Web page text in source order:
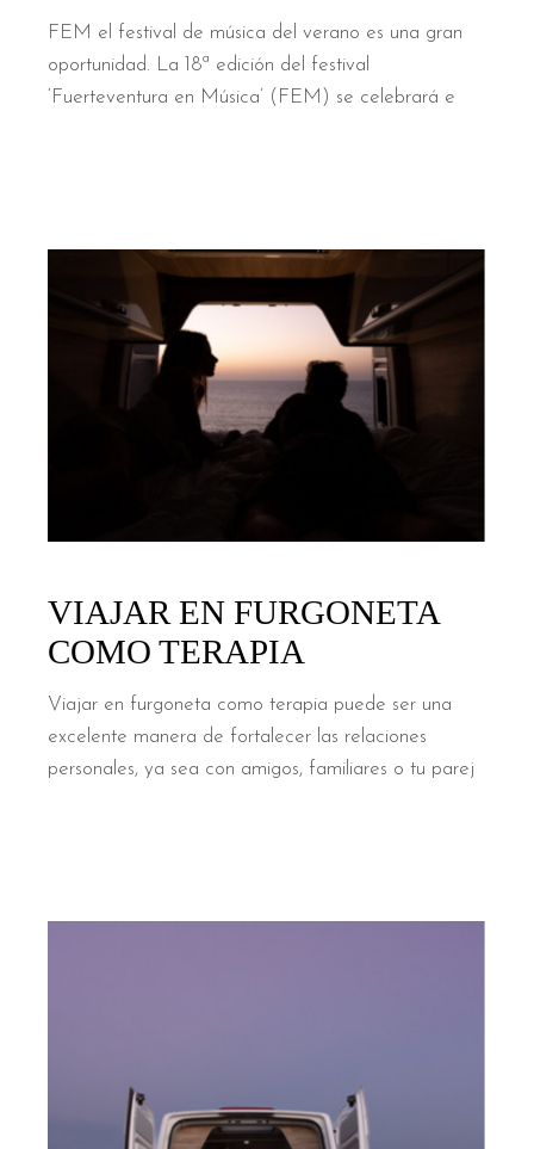
FEM el festival de música del verano es una gran
oportunidad. La 18ª edición del festival
‘Fuerteventura en Música’ (FEM) se celebrará e
VIAJAR EN FURGONETA
COMO TERAPIA
Viajar en furgoneta como terapia puede ser una
excelente manera de fortalecer las relaciones
personales, ya sea con amigos, familiares o tu parej